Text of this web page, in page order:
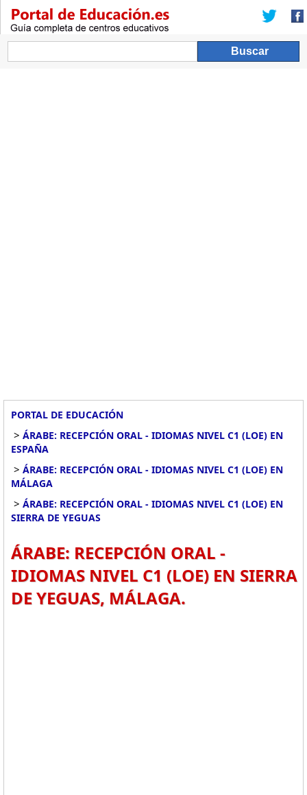
PORTAL DE EDUCACIÓN
> ÁRABE: RECEPCIÓN ORAL - IDIOMAS NIVEL C1 (LOE) EN
ESPAÑA
> ÁRABE: RECEPCIÓN ORAL - IDIOMAS NIVEL C1 (LOE) EN
MÁLAGA
> ÁRABE: RECEPCIÓN ORAL - IDIOMAS NIVEL C1 (LOE) EN
SIERRA DE YEGUAS
ÁRABE: RECEPCIÓN ORAL -
IDIOMAS NIVEL C1 (LOE) EN SIERRA
DE YEGUAS, MÁLAGA.